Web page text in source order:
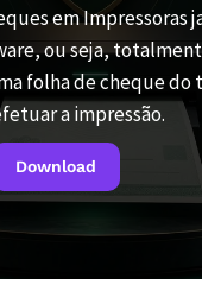
em Impressoras
ou seja,
folha de cheque do
a impressão.
Download